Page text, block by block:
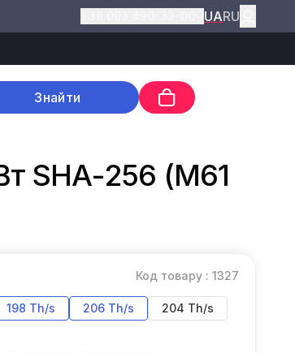
UARU
Знайти
SHA-256 (M61
Код товару : 1327
198 Th/s 206 Th/s 204 Th/s